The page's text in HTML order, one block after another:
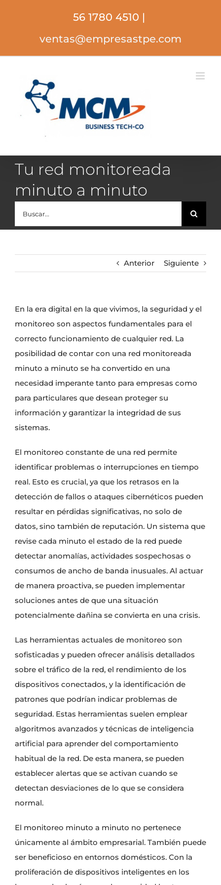
56 1780 4510 |
ventas@empresastpe.com
Tu red monitoreada
minuto a minuto
Anterior Siguiente
En la era digital en la que vivimos, la seguridad y el
monitoreo son aspectos fundamentales para el
correcto funcionamiento de cualquier red. La
posibilidad de contar con una red monitoreada
minuto a minuto se ha convertido en una
necesidad imperante tanto para empresas como
para particulares que desean proteger su
información y garantizar la integridad de sus
sistemas.
El monitoreo constante de una red permite
identificar problemas o interrupciones en tiempo
real. Esto es crucial, ya que los retrasos en la
detección de fallos o ataques cibernéticos pueden
resultar en pérdidas significativas, no solo de
datos, sino también de reputación. Un sistema que
revise cada minuto el estado de la red puede
detectar anomalías, actividades sospechosas o
consumos de ancho de banda inusuales. Al actuar
de manera proactiva, se pueden implementar
soluciones antes de que una situación
potencialmente dañina se convierta en una crisis.
Las herramientas actuales de monitoreo son
sofisticadas y pueden ofrecer análisis detallados
sobre el tráfico de la red, el rendimiento de los
dispositivos conectados, y la identificación de
patrones que podrían indicar problemas de
seguridad. Estas herramientas suelen emplear
algoritmos avanzados y técnicas de inteligencia
artificial para aprender del comportamiento
habitual de la red. De esta manera, se pueden
establecer alertas que se activan cuando se
detectan desviaciones de lo que se considera
normal.
El monitoreo minuto a minuto no pertenece
únicamente al ámbito empresarial. También puede
ser beneficioso en entornos domésticos. Con la
proliferación de dispositivos inteligentes en los